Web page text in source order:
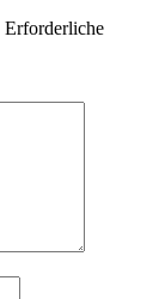
Erforderliche